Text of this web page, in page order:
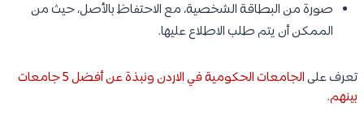
صورة من البطاقة الشخصية، مع الاحتفاظ بالأصل، حيث من
الممكن أن يتم طلب الاطلاع عليها.
تعرف على
الجامعات الحكومية في الاردن ونبذة عن أفضل 5 جامعات
بينهم.